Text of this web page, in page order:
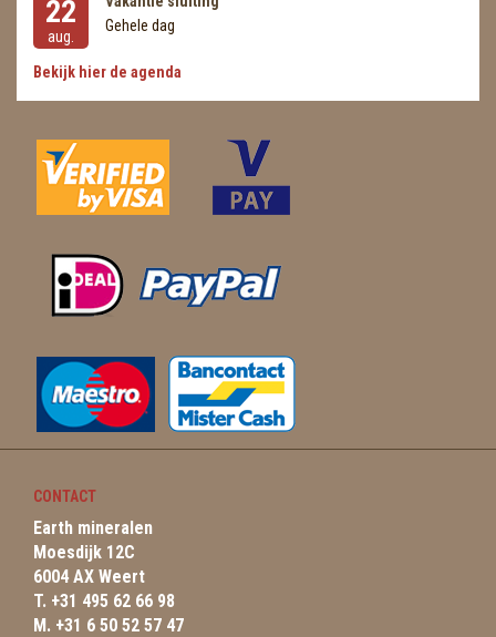
22
aug.
Gehele dag
Bekijk hier de agenda
CONTACT
Earth mineralen
Moesdijk 12C
6004 AX Weert
T. +31 495 62 66 98
M. +31 6 50 52 57 47